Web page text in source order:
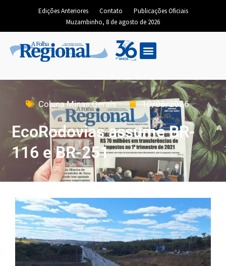
Edições Anteriores Contato
Publicações Oficiais
Muzambinho, 8 de agosto de 2026
Coluna Minas Gerais 10/06/2026
EcoRodovias assume BR-
116 e BR-251